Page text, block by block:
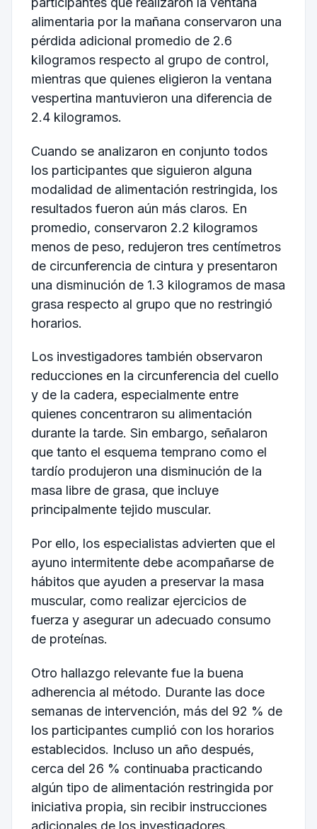
alimentaria por la mañana conservaron una
pérdida adicional promedio de 2.6
kilogramos respecto al grupo de control,
mientras que quienes eligieron la ventana
vespertina mantuvieron una diferencia de
2.4 kilogramos.
Cuando se analizaron en conjunto todos
los participantes que siguieron alguna
modalidad de alimentación restringida, los
resultados fueron aún más claros. En
promedio, conservaron 2.2 kilogramos
menos de peso, redujeron tres centímetros
de circunferencia de cintura y presentaron
una disminución de 1.3 kilogramos de masa
grasa respecto al grupo que no restringió
horarios.
Los investigadores también observaron
reducciones en la circunferencia del cuello
y de la cadera, especialmente entre
quienes concentraron su alimentación
durante la tarde. Sin embargo, señalaron
que tanto el esquema temprano como el
tardío produjeron una disminución de la
masa libre de grasa, que incluye
principalmente tejido muscular.
Por ello, los especialistas advierten que el
ayuno intermitente debe acompañarse de
hábitos que ayuden a preservar la masa
muscular, como realizar ejercicios de
fuerza y asegurar un adecuado consumo
de proteínas.
Otro hallazgo relevante fue la buena
adherencia al método. Durante las doce
semanas de intervención, más del 92 % de
los participantes cumplió con los horarios
establecidos. Incluso un año después,
cerca del 26 % continuaba practicando
algún tipo de alimentación restringida por
iniciativa propia, sin recibir instrucciones
adicionales de los investigadores.